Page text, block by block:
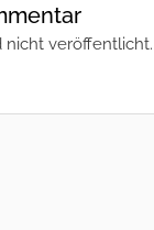
nicht veröffentlicht.